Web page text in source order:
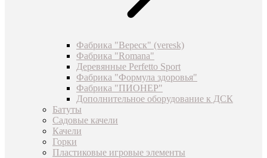
Фабрика "Вереск" (veresk)
Фабрика "Romana"
Деревянные Perfetto Sport
Фабрика "Формула здоровья"
Фабрика "ПИОНЕР"
Дополнительное оборудование к ДСК
Батуты
Садовые качели
Качели
Горки
Пластиковые игровые элементы